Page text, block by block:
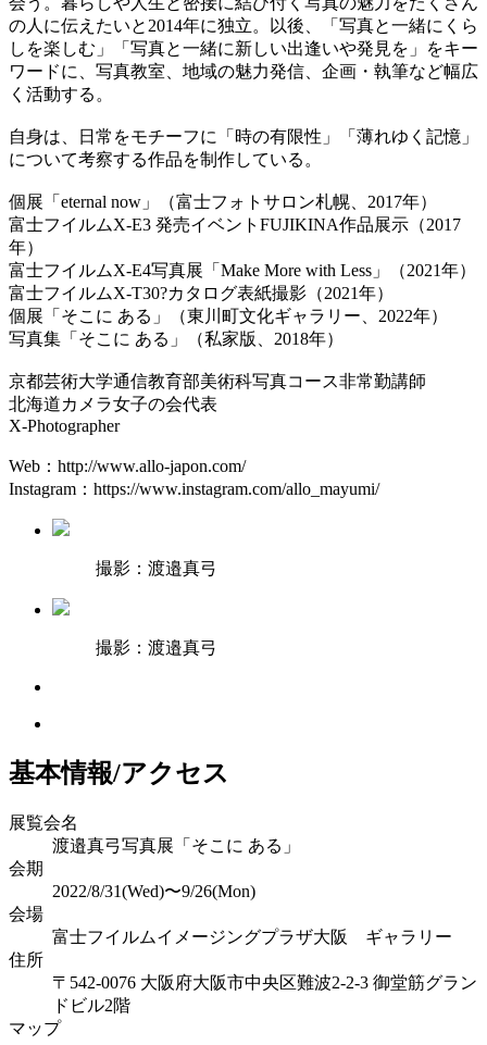
の人に伝えたいと2014年に独立。以後、「写真と一緒にくら
しを楽しむ」「写真と一緒に新しい出逢いや発見を」をキー
ワードに、写真教室、地域の魅力発信、企画・執筆など幅広
く活動する。
自身は、日常をモチーフに「時の有限性」「薄れゆく記憶」
について考察する作品を制作している。
個展「eternal now」（富士フォトサロン札幌、2017年）
富士フイルムX-E3 発売イベントFUJIKINA作品展示（2017
年）
富士フイルムX-E4写真展「Make More with Less」（2021年）
富士フイルムX-T30?カタログ表紙撮影（2021年）
個展「そこに ある」（東川町文化ギャラリー、2022年）
写真集「そこに ある」（私家版、2018年）
京都芸術大学通信教育部美術科写真コース非常勤講師
北海道カメラ女子の会代表
X-Photographer
Web：http://www.allo-japon.com/
Instagram：https://www.instagram.com/allo_mayumi/
撮影：渡邉真弓
撮影：渡邉真弓
基本情報/アクセス
展覧会名
渡邉真弓写真展「そこに ある」
会期
2022/8/31(Wed)〜9/26(Mon)
会場
富士フイルムイメージングプラザ大阪 ギャラリー
住所
〒542-0076 大阪府大阪市中央区難波2-2-3 御堂筋グラン
ドビル2階
マップ